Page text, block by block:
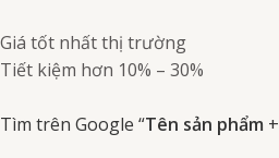
Giá tốt nhất thị trường
Tiết kiệm hơn 10% – 30%
Tìm trên Google “Tên sản phẩm +